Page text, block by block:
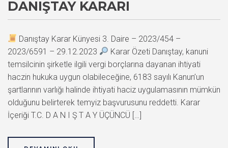
DANIŞTAY KARARI
Danıştay Karar Künyesi 3. Daire – 2023/454 –
2023/6591 – 29.12.2023
Karar Özeti Danıştay, kanuni
temsilcinin şirketle ilgili vergi borçlarına dayanan ihtiyati
haczin hukuka uygun olabileceğine, 6183 sayılı Kanun’un
şartlarının varlığı halinde ihtiyati haciz uygulamasının mümkün
olduğunu belirterek temyiz başvurusunu reddetti. Karar
İçeriği T.C. D A N I Ş T A Y ÜÇÜNCÜ […]